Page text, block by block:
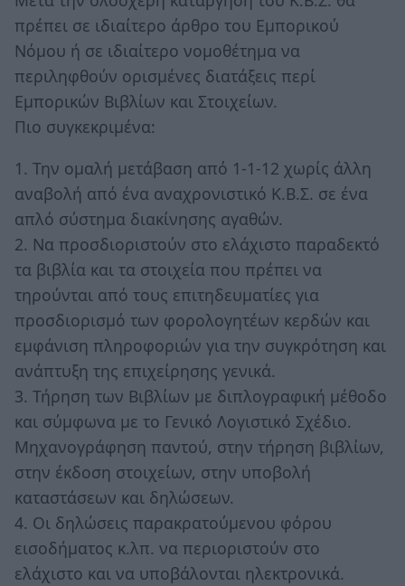
πρέπει σε ιδιαίτερο άρθρο του Εμπορικού
Νόμου ή σε ιδιαίτερο νομοθέτημα να
περιληφθούν ορισμένες διατάξεις περί
Εμπορικών Βιβλίων και Στοιχείων.
Πιο συγκεκριμένα:
1. Την ομαλή μετάβαση από 1-1-12 χωρίς άλλη
αναβολή από ένα αναχρονιστικό Κ.Β.Σ. σε ένα
απλό σύστημα διακίνησης αγαθών.
2. Να προσδιοριστούν στο ελάχιστο παραδεκτό
τα βιβλία και τα στοιχεία που πρέπει να
τηρούνται από τους επιτηδευματίες για
προσδιορισμό των φορολογητέων κερδών και
εμφάνιση πληροφοριών για την συγκρότηση και
ανάπτυξη της επιχείρησης γενικά.
3. Τήρηση των Βιβλίων με διπλογραφική μέθοδο
και σύμφωνα με το Γενικό Λογιστικό Σχέδιο.
Μηχανογράφηση παντού, στην τήρηση βιβλίων,
στην έκδοση στοιχείων, στην υποβολή
καταστάσεων και δηλώσεων.
4. Οι δηλώσεις παρακρατούμενου φόρου
εισοδήματος κ.λπ. να περιοριστούν στο
ελάχιστο και να υποβάλονται ηλεκτρονικά.